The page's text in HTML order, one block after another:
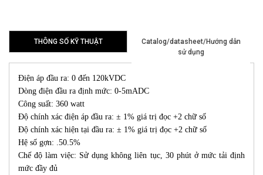
THÔNG SỐ KỸ THUẬT
Catalog/datasheet/Hướng dẫn
sử dụng
Điện áp đầu ra: 0 đến 120kVDC
Dòng điện đầu ra định mức: 0-5mADC
Công suất: 360 watt
Độ chính xác điện áp đầu ra: ± 1% giá trị đọc +2 chữ số
Độ chính xác hiện tại đầu ra: ± 1% giá trị đọc +2 chữ số
Hệ số gợn: .50.5%
Chế độ làm việc: Sử dụng không liên tục, 30 phút ở mức tải định
mức đầy đủ